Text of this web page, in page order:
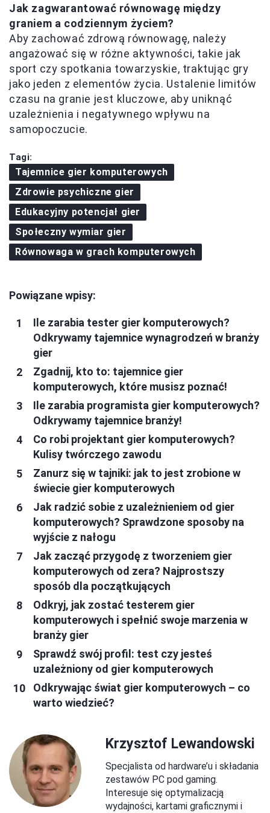
Jak zagwarantować równowagę między
graniem a codziennym życiem?
Aby zachować zdrową równowagę, należy
angażować się w różne aktywności, takie jak
sport czy spotkania towarzyskie, traktując gry
jako jeden z elementów życia. Ustalenie limitów
czasu na granie jest kluczowe, aby uniknąć
uzależnienia i negatywnego wpływu na
samopoczucie.
Tagi:
Tajemnice gier komputerowych
Zdrowie psychiczne gier
Edukacyjny potencjał gier
Społeczny wymiar gier
Równowaga w grach komputerowych
Powiązane wpisy:
Ile zarabia tester gier komputerowych?
Odkrywamy tajemnice wynagrodzeń w branży
gier
Zgadnij, kto to: tajemnice gier
komputerowych, które musisz poznać!
Ile zarabia programista gier komputerowych?
Odkrywamy tajemnice branży!
Co robi projektant gier komputerowych?
Kulisy twórczego zawodu
Zanurz się w tajniki: jak to jest zrobione w
świecie gier komputerowych
Jak radzić sobie z uzależnieniem od gier
komputerowych? Sprawdzone sposoby na
wyjście z nałogu
Jak zacząć przygodę z tworzeniem gier
komputerowych od zera? Najprostszy
sposób dla początkujących
Odkryj, jak zostać testerem gier
komputerowych i spełnić swoje marzenia w
branży gier
Sprawdź swój profil: test czy jesteś
uzależniony od gier komputerowych
Odkrywając świat gier komputerowych – co
warto wiedzieć?
Krzysztof Lewandowski
Specjalista od hardware’u i składania
zestawów PC pod gaming.
Interesuje się optymalizacją
wydajności, kartami graficznymi i